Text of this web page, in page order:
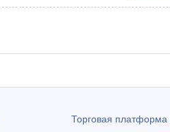
Торговая платформа